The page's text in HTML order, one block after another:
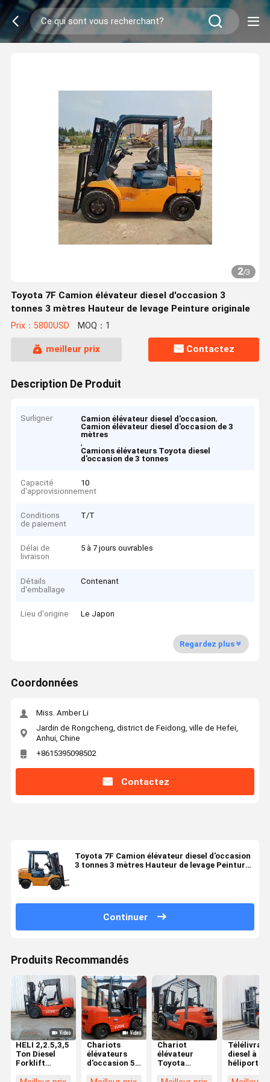
2/3
Toyota 7F Camion élévateur diesel d'occasion 3
tonnes 3 mètres Hauteur de levage Peinture originale
Prix：5800USD MOQ：1
meilleur prix Contactez
Description De Produit
Surligner Camion élévateur diesel d'occasion,
Camion élévateur diesel d'occasion de 3
mètres
,
Camions élévateurs Toyota diesel
d'occasion de 3 tonnes
Capacité
d'approvisionnement
10
Conditions
de paiement
T/T
Délai de
livraison
5 à 7 jours ouvrables
Détails
d'emballage
Contenant
Lieu d'origine Le Japon
Regardez plus
Coordonnées
Miss. Amber Li
Jardin de Rongcheng, district de Feidong, ville de Hefei,
Anhui, Chine
+8615395098502
Contactez
Toyota 7F Camion élévateur diesel d'occasion
3 tonnes 3 mètres Hauteur de levage Peinture
Continuer
Produits Recommandés
HELI 2,2.5,3,5
Ton Diesel
Forklift
Chariots
élévateurs
d'occasion 5t
Chariot
élévateur
Toyota
diesel à
héliport de